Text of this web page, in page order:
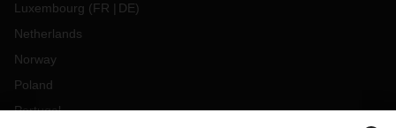
Luxembourg (FR DE)
Netherlands
Norway
Poland
Portugal